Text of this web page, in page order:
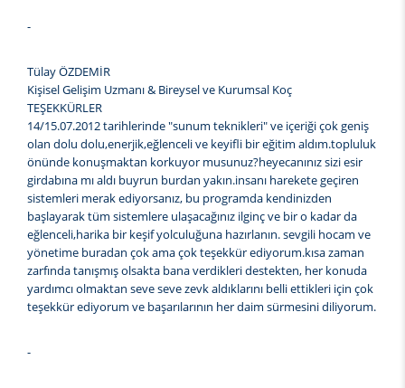
-
Tülay ÖZDEMİR
Kişisel Gelişim Uzmanı & Bireysel ve Kurumsal Koç
TEŞEKKÜRLER
14/15.07.2012 tarihlerinde "sunum teknikleri" ve içeriği çok geniş
olan dolu dolu,enerjik,eğlenceli ve keyifli bir eğitim aldım.topluluk
önünde konuşmaktan korkuyor musunuz?heyecanınız sizi esir
girdabına mı aldı buyrun burdan yakın.insanı harekete geçiren
sistemleri merak ediyorsanız, bu programda kendinizden
başlayarak tüm sistemlere ulaşacağınız ilginç ve bir o kadar da
eğlenceli,harika bir keşif yolculuğuna hazırlanın. sevgili hocam ve
yönetime buradan çok ama çok teşekkür ediyorum.kısa zaman
zarfında tanışmış olsakta bana verdikleri destekten, her konuda
yardımcı olmaktan seve seve zevk aldıklarını belli ettikleri için çok
teşekkür ediyorum ve başarılarının her daim sürmesini diliyorum.
-